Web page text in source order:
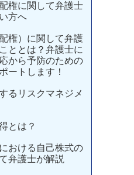
権に関して弁護士
方へ
権）に関して弁護
ととは？弁護士に
から予防のための
ートします！
るリスクマネジメ
とは？
おける自己株式の
弁護士が解説